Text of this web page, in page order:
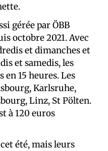
gérée par ÖBB
octobre 2021. Avec
et dimanches et
et samedis, les
en 15 heures. Les
Karlsruhe,
Linz, St Pölten.
à 120 euros
été, mais leurs